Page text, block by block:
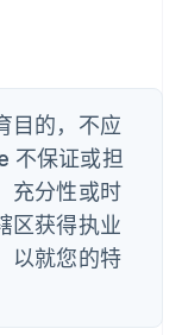
目的，不应
不保证或担
充分性或时
区获得执业
以就您的特